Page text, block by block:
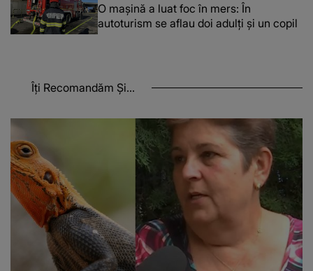
O maşină a luat foc în mers: În
autoturism se aflau doi adulți și un copil
Îți Recomandăm Și...